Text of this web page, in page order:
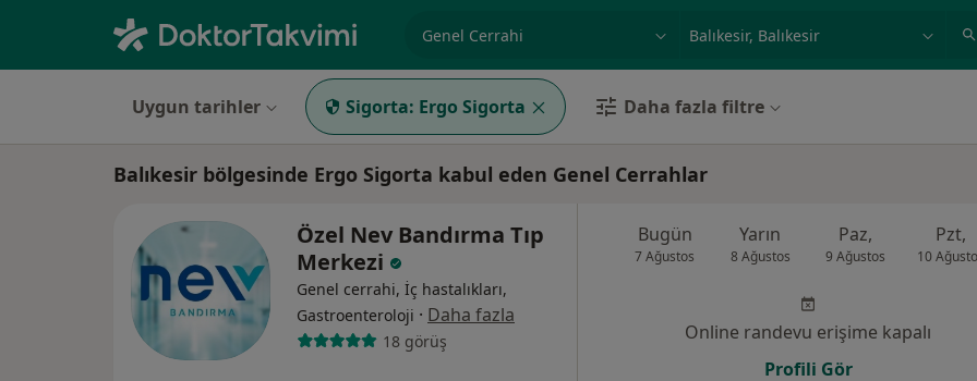
Uygun tarihler Sigorta: Ergo Sigorta Daha fazla filtre
Balıkesir bölgesinde Ergo Sigorta kabul eden Genel Cerrahlar
Özel Nev Bandırma Tıp
Merkezi
Genel cerrahi, İç hastalıkları,
Gastroenteroloji · Daha fazla
18 görüş
Bugün
7 Ağustos
Yarın
8 Ağustos
Paz,
9 Ağustos
Pzt,
10
Online randevu erişime kapalı
Profili Gör